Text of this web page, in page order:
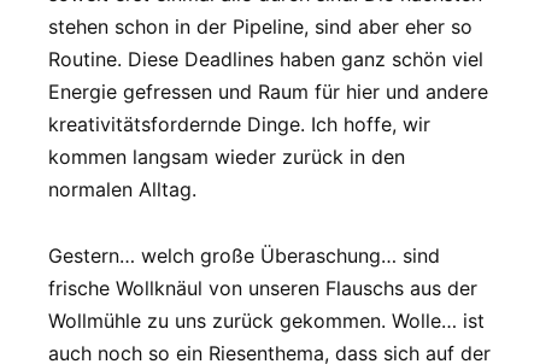
stehen schon in der Pipeline, sind aber eher so
Routine. Diese Deadlines haben ganz schön viel
Energie gefressen und Raum für hier und andere
kreativitätsfordernde Dinge. Ich hoffe, wir
kommen langsam wieder zurück in den
normalen Alltag.
Gestern… welch große Überaschung… sind
frische Wollknäul von unseren Flauschs aus der
Wollmühle zu uns zurück gekommen. Wolle… ist
auch noch so ein Riesenthema, dass sich auf der